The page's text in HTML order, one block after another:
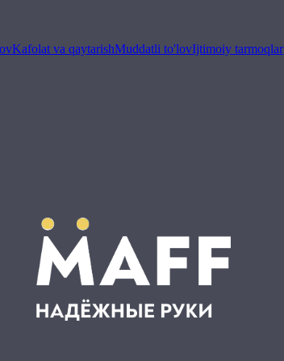
Kafolat va qaytarishMuddatli to'lovIjtimoiy tarmoqlar